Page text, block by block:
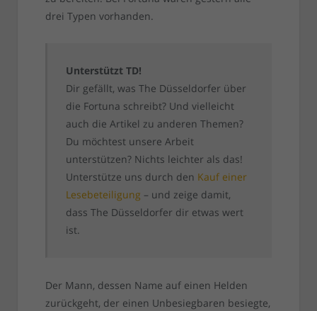
drei Typen vorhanden.
Unterstützt TD!
Dir gefällt, was The Düsseldorfer über
die Fortuna schreibt? Und vielleicht
auch die Artikel zu anderen Themen?
Du möchtest unsere Arbeit
unterstützen? Nichts leichter als das!
Unterstütze uns durch den Kauf einer
Lesebeteiligung – und zeige damit,
dass The Düsseldorfer dir etwas wert
ist.
Der Mann, dessen Name auf einen Helden
zurückgeht, der einen Unbesiegbaren besiegte,